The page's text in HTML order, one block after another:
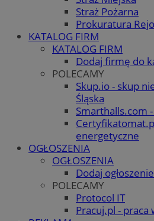
Straż Pożarna
Prokuratura
KATALOG FIRM
KATALOG FIRM
Dodaj firmę do
POLECAMY
Skup.io - skup
Śląska
Smarthalls.com
energetyczne
OGŁOSZENIA
OGŁOSZENIA
Dodaj ogłoszenie
POLECAMY
Protocol IT
Pracuj.pl - praca